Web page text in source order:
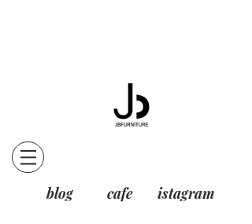
blog cafe istagram